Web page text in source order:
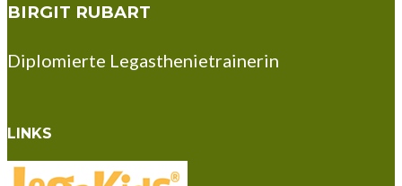
BIRGIT RUBART
Diplomierte Legasthenietrainerin
LINKS